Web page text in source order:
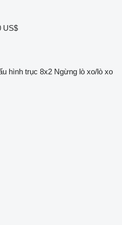
US$
hình trục 8x2 Ngừng lò xo/lò xo